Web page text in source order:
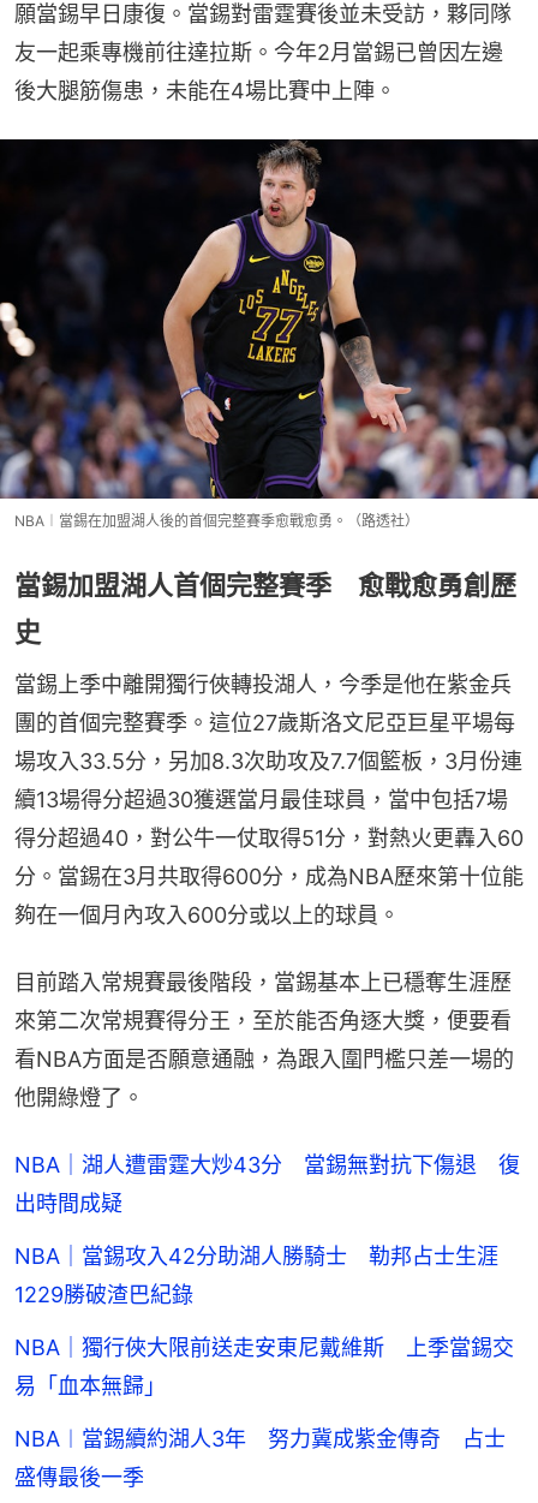
願當錫早日康復。當錫對雷霆賽後並未受訪，夥同隊
友一起乘專機前往達拉斯。今年2月當錫已曾因左邊
後大腿筋傷患，未能在4場比賽中上陣。
NBA︱當錫在加盟湖人後的首個完整賽季愈戰愈勇。（路透社）
當錫加盟湖人首個完整賽季 愈戰愈勇創歷
史
當錫上季中離開獨行俠轉投湖人，今季是他在紫金兵
團的首個完整賽季。這位27歲斯洛文尼亞巨星平場每
場攻入33.5分，另加8.3次助攻及7.7個籃板，3月份連
續13場得分超過30獲選當月最佳球員，當中包括7場
得分超過40，對公牛一仗取得51分，對熱火更轟入60
分。當錫在3月共取得600分，成為NBA歷來第十位能
夠在一個月內攻入600分或以上的球員。
目前踏入常規賽最後階段，當錫基本上已穩奪生涯歷
來第二次常規賽得分王，至於能否角逐大獎，便要看
看NBA方面是否願意通融，為跟入圍門檻只差一場的
他開綠燈了。
NBA｜湖人遭雷霆大炒43分 當錫無對抗下傷退 復
出時間成疑
NBA｜當錫攻入42分助湖人勝騎士 勒邦占士生涯
1229勝破渣巴紀錄
NBA｜獨行俠大限前送走安東尼戴維斯 上季當錫交
易「血本無歸」
NBA︱當錫續約湖人3年 努力冀成紫金傳奇 占士
盛傳最後一季